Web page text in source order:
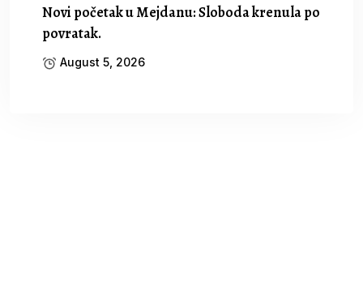
Novi početak u Mejdanu: Sloboda krenula po
povratak.
August 5, 2026